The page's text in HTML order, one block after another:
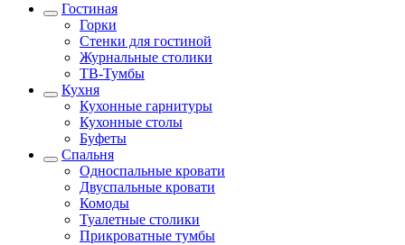
Гостиная
Горки
Стенки для гостиной
Журнальные столики
TВ-Тумбы
Кухня
Кухонные гарнитуры
Кухонные столы
Буфеты
Спальня
Односпальные кровати
Двуспальные кровати
Комоды
Туалетные столики
Прикроватные тумбы